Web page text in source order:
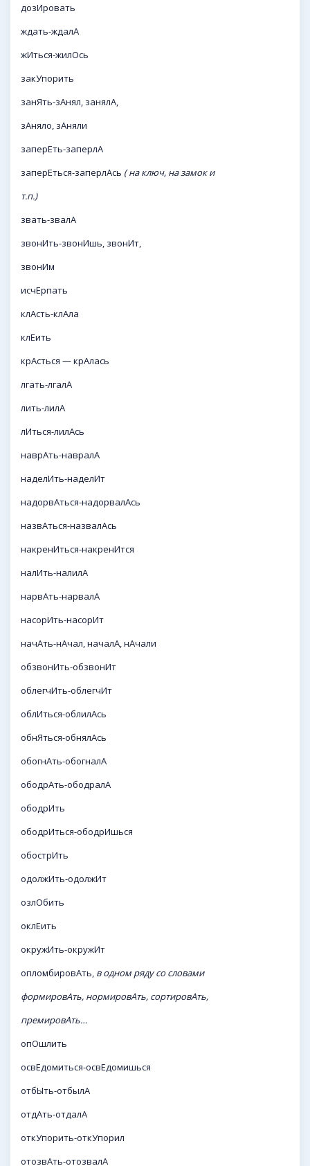
дозИровать
ждать-ждалА
жИться-жилОсь
закУпорить
занЯть-зАнял, занялА,
зАняло, зАняли
заперЕть-заперлА
заперЕться-заперлАсь ( на ключ, на замок и
т.п.)
звать-звалА
звонИть-звонИшь, звонИт,
звонИм
исчЕрпать
клАсть-клАла
клЕить
крАсться — крАлась
лгать-лгалА
лить-лилА
лИться-лилАсь
наврАть-навралА
наделИть-наделИт
надорвАться-надорвалАсь
назвАться-назвалАсь
накренИться-накренИтся
налИть-налилА
нарвАть-нарвалА
насорИть-насорИт
начАть-нАчал, началА, нАчали
обзвонИть-обзвонИт
облегчИть-облегчИт
облИться-облилАсь
обнЯться-обнялАсь
обогнАть-обогналА
ободрАть-ободралА
ободрИть
ободрИться-ободрИшься
обострИть
одолжИть-одолжИт
озлОбить
оклЕить
окружИть-окружИт
опломбировАть, в одном ряду со словами
формировАть, нормировАть, сортировАть,
премировАть…
опОшлить
освЕдомиться-освЕдомишься
отбЫть-отбылА
отдАть-отдалА
откУпорить-откУпорил
отозвАть-отозвалА